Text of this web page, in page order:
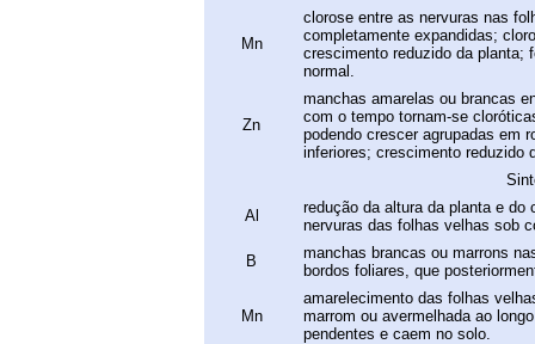
Mn
clorose entre as nervuras nas
completamente expandidas;
crescimento reduzido da planta;
normal.
Zn
manchas amarelas ou brancas
com o tempo tornam-se
podendo crescer agrupadas em
inferiores; crescimento reduzido
Al
redução da altura da planta e
nervuras das folhas velhas sob
B
manchas brancas ou marrons
bordos foliares, que
Mn
amarelecimento das folhas
marrom ou avermelhada ao
pendentes e caem no solo.